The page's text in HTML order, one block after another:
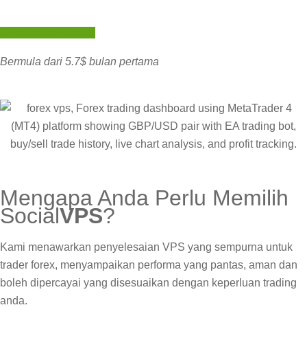
Bermula dari 5.7$ bulan pertama
Mengapa Anda Perlu Memilih
SocialVPS?
Kami menawarkan penyelesaian VPS yang sempurna untuk
trader forex, menyampaikan performa yang pantas, aman dan
boleh dipercayai yang disesuaikan dengan keperluan trading
anda.